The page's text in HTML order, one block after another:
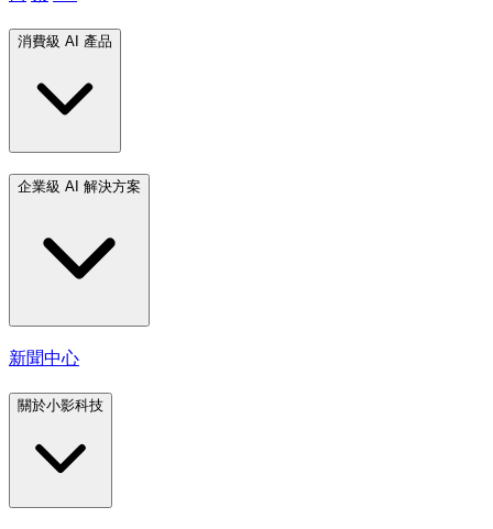
消費級 AI 產品
企業級 AI 解決方案
新聞中心
關於小影科技